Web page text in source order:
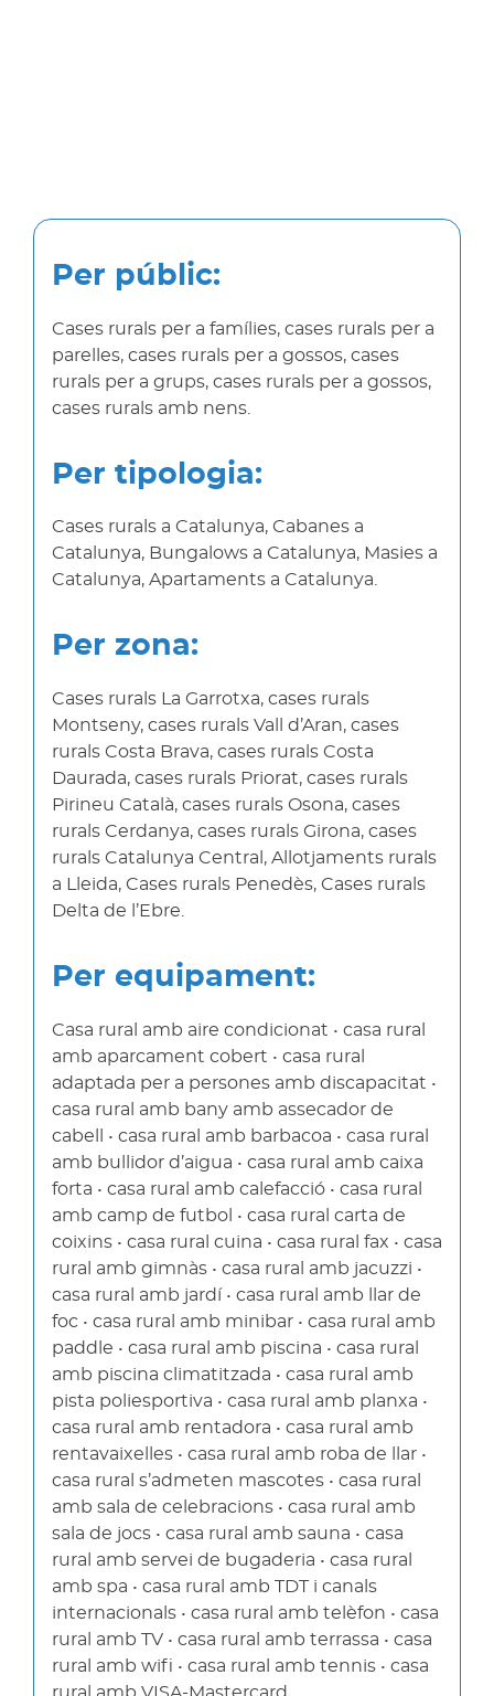
Per públic:
Cases rurals per a famílies, cases rurals per a
parelles, cases rurals per a gossos, cases
rurals per a grups, cases rurals per a gossos,
cases rurals amb nens.
Per tipologia:
Cases rurals a Catalunya, Cabanes a
Catalunya, Bungalows a Catalunya, Masies a
Catalunya, Apartaments a Catalunya.
Per zona:
Cases rurals La Garrotxa, cases rurals
Montseny, cases rurals Vall d’Aran, cases
rurals Costa Brava, cases rurals Costa
Daurada, cases rurals Priorat, cases rurals
Pirineu Català, cases rurals Osona, cases
rurals Cerdanya, cases rurals Girona, cases
rurals Catalunya Central, Allotjaments rurals
a Lleida, Cases rurals Penedès, Cases rurals
Delta de l’Ebre.
Per equipament:
Casa rural amb aire condicionat • casa rural
amb aparcament cobert • casa rural
adaptada per a persones amb discapacitat •
casa rural amb bany amb assecador de
cabell • casa rural amb barbacoa • casa rural
amb bullidor d’aigua • casa rural amb caixa
forta • casa rural amb calefacció • casa rural
amb camp de futbol • casa rural carta de
coixins • casa rural cuina • casa rural fax • casa
rural amb gimnàs • casa rural amb jacuzzi •
casa rural amb jardí • casa rural amb llar de
foc • casa rural amb minibar • casa rural amb
paddle • casa rural amb piscina • casa rural
amb piscina climatitzada • casa rural amb
pista poliesportiva • casa rural amb planxa •
casa rural amb rentadora • casa rural amb
rentavaixelles • casa rural amb roba de llar •
casa rural s’admeten mascotes • casa rural
amb sala de celebracions • casa rural amb
sala de jocs • casa rural amb sauna • casa
rural amb servei de bugaderia • casa rural
amb spa • casa rural amb TDT i canals
internacionals • casa rural amb telèfon • casa
rural amb TV • casa rural amb terrassa • casa
rural amb wifi • casa rural amb tennis • casa
rural amb VISA-Mastercard